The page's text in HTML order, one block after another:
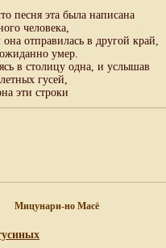
песня эта была написана
человека,
отправилась в другой край,
умер.
в столицу одна, и услышав
гусей,
эти строки
Мицунари-но Масё